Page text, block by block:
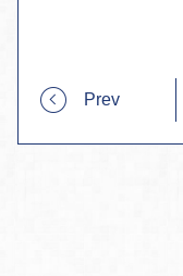
Prev